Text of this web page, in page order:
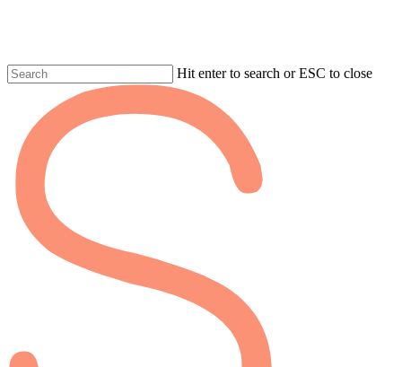
content
Hit enter to search or ESC to close
recherche